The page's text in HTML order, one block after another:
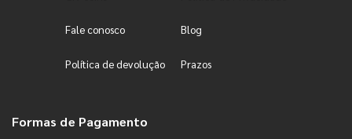
Fale conosco Blog
Política de devolução Prazos
Formas de Pagamento